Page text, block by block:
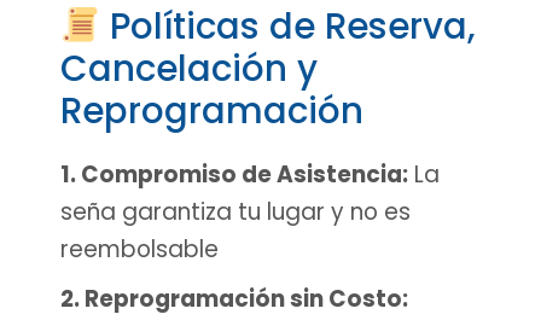
Políticas de Reserva,
Cancelación y
Reprogramación
1. Compromiso de Asistencia: La
seña garantiza tu lugar y no es
reembolsable
2. Reprogramación sin Costo: